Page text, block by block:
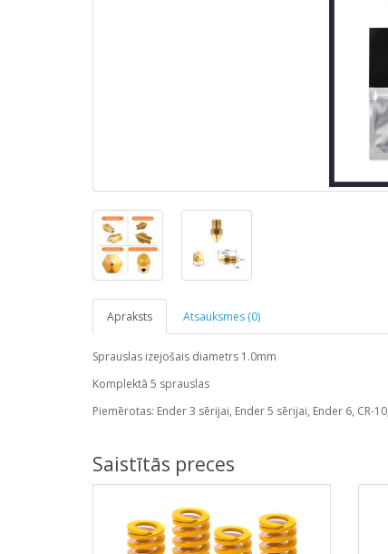
Apraksts Atsauksmes (0)
Sprauslas izejošais diametrs 1.0mm
Komplektā 5 sprauslas
Piemērotas: Ender 3 sērijai, Ender 5 sērijai, Ender 6, CR-10,
Saistītās preces